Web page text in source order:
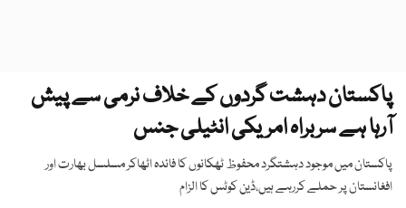
پاکستان دہشت گردوں کے خلاف نرمی سے پیش
آرہا ہے سربراہ امریکی انٹیلی جنس
پاکستان میں موجود دہشتگرد محفوظ ٹھکانوں کا فائدہ اٹھاکر مسلسل بھارت اور
افغانستان پر حملے کررہے ہیں،ڈین کوٹس کا الزام